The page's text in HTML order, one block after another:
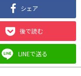
シェア
後で読む
LINEで送る